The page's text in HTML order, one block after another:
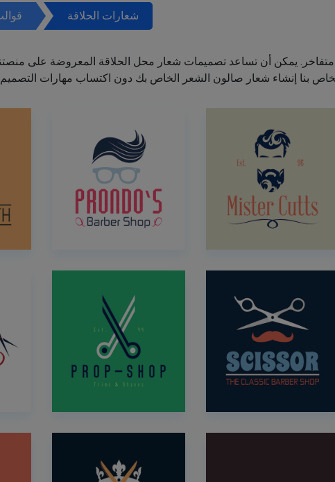
شعارات الحلاقة
يمكن أن تساعد تصميمات شعار محل الحلاقة المعروضة على